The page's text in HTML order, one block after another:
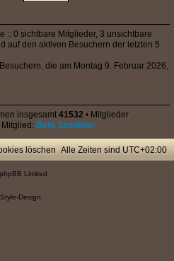
:: 0 sichtbare Mitglieder, 3 unsichtbare
auf den aktiven Besuchern der letzten 5
Besuchern, die am Montag 9. Februar 2026,
insgesamt 41532 • Mitglieder
Bettj Sandildar
Alle Zeiten sind UTC+02:00
löschen
Limited
Design